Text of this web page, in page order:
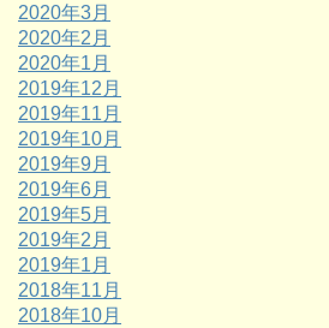
2020年3月
2020年2月
2020年1月
2019年12月
2019年11月
2019年10月
2019年9月
2019年6月
2019年5月
2019年2月
2019年1月
2018年11月
2018年10月